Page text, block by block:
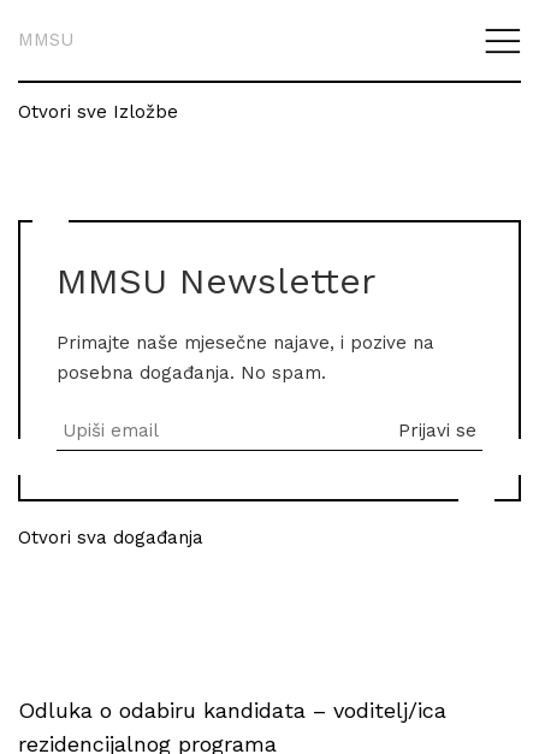
MMSU
Otvori sve Izložbe
MMSU Newsletter
Primajte naše mjesečne najave, i pozive na
posebna događanja. No spam.
Otvori sva događanja
Odluka o odabiru kandidata – voditelj/ica
rezidencijalnog programa